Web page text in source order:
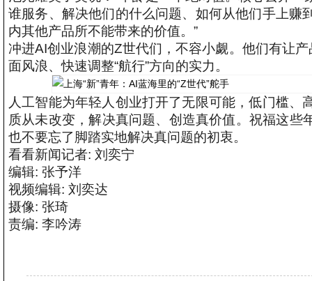
谁服务、解决他们的什么问题、如何从他们手上赚
内其他产品所不能带来的价值。”
冲进AI创业浪潮的Z世代们，不容小觑。他们有让
面风浪、快速调整“航行”方向的实力。
人工智能为年轻人创业打开了无限可能，低门槛
质从未改变，解决真问题、创造真价值。祝福这
也不要忘了脚踏实地解决真问题的初衷。
看看新闻记者: 刘奕宁
编辑: 张予洋
视频编辑: 刘奕达
摄像: 张琦
责编: 李吟涛